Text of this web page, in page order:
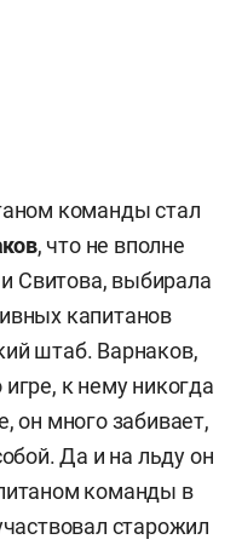
команды стал
, что не вполне
Свитова, выбирала
капитанов
штаб. Варнаков,
к нему никогда
он много забивает,
Да и на льду он
команды в
старожил